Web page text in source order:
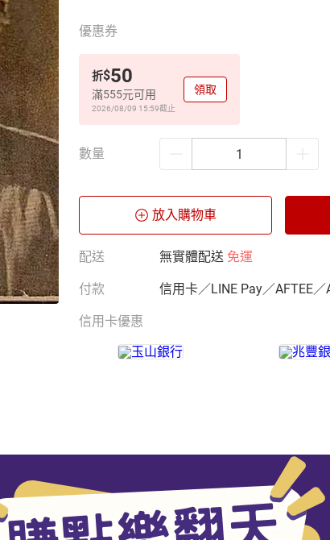
優惠券
折$50
滿555元可用
2026/08/09 15:59截止
領取
數量
放入購物車
配送 無實體配送 免運
付款 信用卡／LINE Pay／AFTEE／
信用卡優惠